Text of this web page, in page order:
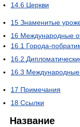
14.6 Церкви
15 Знаменитые
16 Международные
16.1 Города-
16.2
16.3 Международные
17 Примечания
18 Ссылки
Название